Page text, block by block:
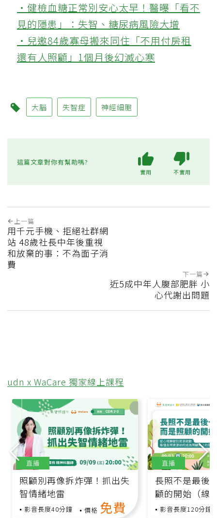
‧健檢血糖正常別安心太早！醫曝「看不
見的隱患」：失智、糖尿病風險大增
‧兒邀84歲寡母搬來同住「不用付房租
還有人照顧」1個月後幻滅心寒
大腦 失智症 神經細胞
這篇文章對你有幫助嗎?
實用 不實用
上一篇
用千元手機、拒絕社群網
站 48歲社長中年後重視
和放棄的事：不為面子消
費
下一篇
近5成中年人腹部肥胖 小
心代謝出問題
udn x WaCare 獨家線上課程
照顧別再像拆炸彈！抓出失
智情緒地雷
影音長度40分鐘 價格 免費
直播
長照不是最後
顧的開始（線
跨領域專家與
影音長度120分鐘
直播